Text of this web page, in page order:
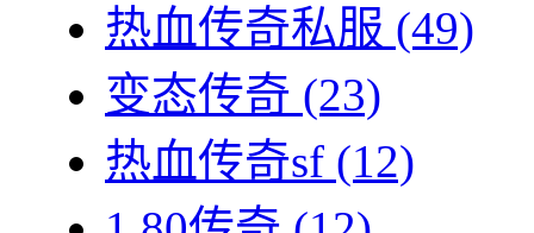
热血传奇私服 (49)
变态传奇 (23)
热血传奇sf (12)